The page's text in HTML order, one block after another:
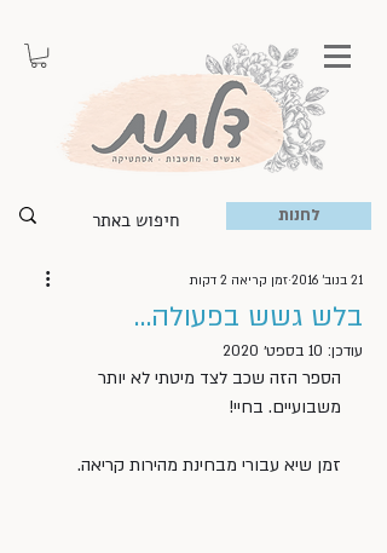
לחנות
בלש גשש בפעולה…
21 בנוב׳ 2016 זמן קריאה 2 דקות
עודכן: 10 בספט׳ 2020
הספר הזה שכב לצד מיטתי לא יותר
משבועיים. בחיי!
זמן שיא עבורי מבחינת מהירות קריאה.